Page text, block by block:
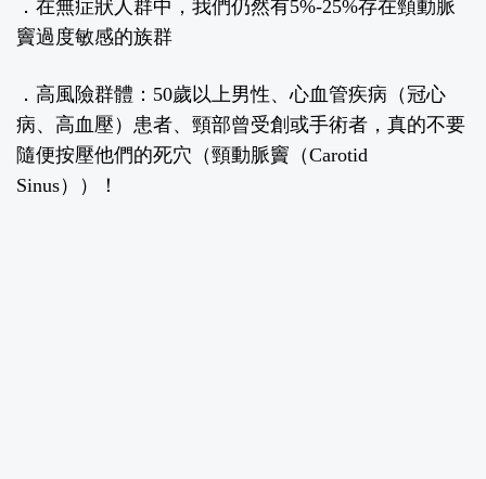
．在無症狀人群中，我們仍然有5%-25%存在頸動脈
竇過度敏感的族群
．高風險群體： 50歲以上男性、心血管疾病（冠心
病、高血壓）患者、頸部曾受創或手術者，真的不要
隨便按壓他們的死穴（頸動脈竇（Carotid
Sinus））！